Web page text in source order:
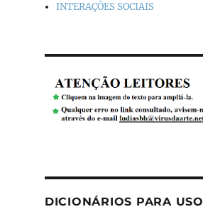
INTERAÇÕES SOCIAIS
DICIONÁRIOS PARA USO